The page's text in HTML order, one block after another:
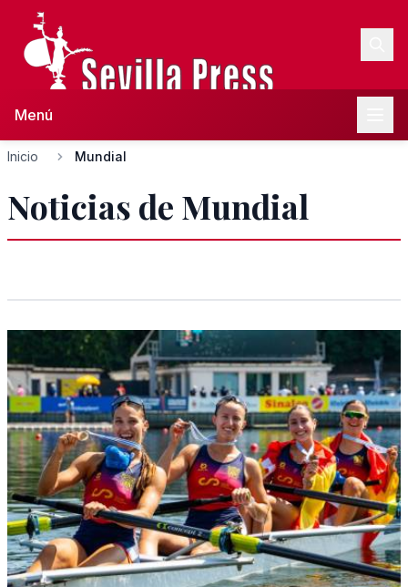
Menú
Inicio Mundial
Noticias de Mundial